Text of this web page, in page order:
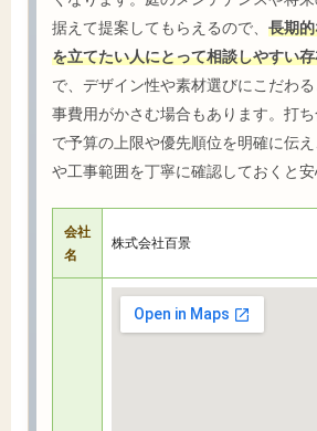
据えて提案してもらえるので、 長期
を立てたい人にとって相談しやすい
で、デザイン性や素材選びにこだわ
事費用がかさむ場合もあります。打
で予算の上限や優先順位を明確に伝
や工事範囲を丁寧に確認しておくと安
会社
名
株式会社百景